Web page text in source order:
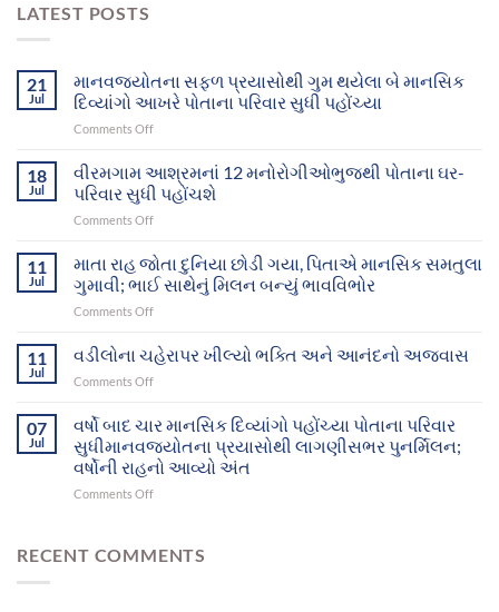
LATEST POSTS
21
Jul
માનવજ્યોતના સફળ પ્રયાસોથી ગુમ થયેલા બે માનસિક
દિવ્યાંગો આખરે પોતાના પરિવાર સુધી પહોંચ્યા
Comments Offon
સફળ
પ્રયાસોથી
ગુમ
થયેલા
માનસિક
દિવ્યાંગો
સુધી
18
Jul
વીરમગામ આશ્રમનાં 12 મનોરોગીઓભુજથી પોતાના ઘર-
પરિવાર સુધી પહોંચશે
Comments Offon
આશ્રમનાં
12
મનોરોગીઓભુજથી
પોતાના
પરિવાર
11
Jul
માતા રાહ જોતા દુનિયા છોડી ગયા, પિતાએ માનસિક સમતુલા
ગુમાવી; ભાઈ સાથેનું મિલન બન્યું ભાવવિભોર
Comments Offon
રાહ
જોતા
ગયા,
પિતાએ
માનસિક
મિલન
11
Jul
વડીલોના ચહેરાપર ખીલ્યો ભક્તિ અને આનંદનો અજવાસ
Comments Offon
ચહેરાપર
ખીલ્યો
ભક્તિ
અને
આનંદનો
07
Jul
વર્ષો બાદ ચાર માનસિક દિવ્યાંગો પહોંચ્યા પોતાના પરિવાર
સુધીમાનવજ્યોતના પ્રયાસોથી લાગણીસભર પુનર્મિલન;
વર્ષોની રાહનો આવ્યો અંત
Comments Offon
ચાર
RECENT COMMENTS